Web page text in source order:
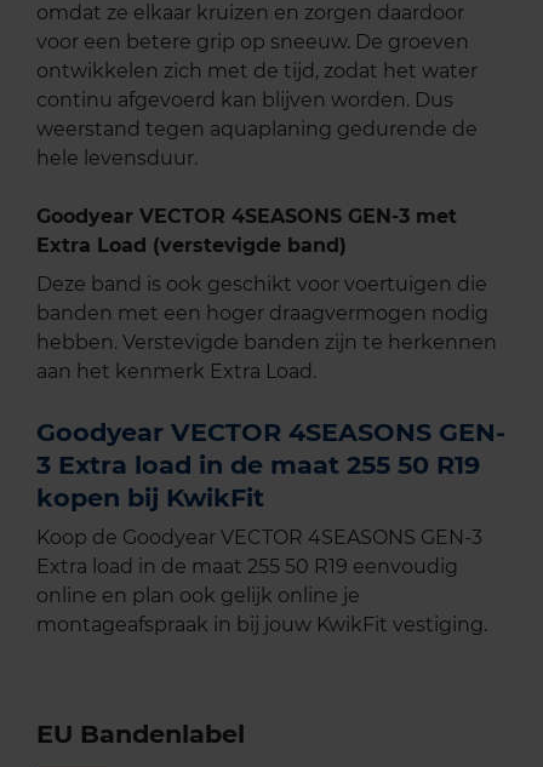
omdat ze elkaar kruizen en zorgen daardoor
voor een betere grip op sneeuw. De groeven
ontwikkelen zich met de tijd, zodat het water
continu afgevoerd kan blijven worden. Dus
weerstand tegen aquaplaning gedurende de
hele levensduur.
Goodyear VECTOR 4SEASONS GEN-3 met
Extra Load (verstevigde band)
Deze band is ook geschikt voor voertuigen die
banden met een hoger draagvermogen nodig
hebben. Verstevigde banden zijn te herkennen
aan het kenmerk Extra Load.
Goodyear VECTOR 4SEASONS GEN-
3 Extra load in de maat 255 50 R19
kopen bij KwikFit
Koop de Goodyear VECTOR 4SEASONS GEN-3
Extra load in de maat 255 50 R19 eenvoudig
online en plan ook gelijk online je
montageafspraak in bij jouw KwikFit vestiging.
EU Bandenlabel